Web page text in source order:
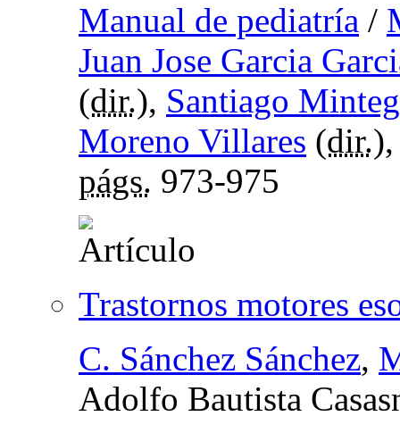
Manual de pediatría /
Juan Jose Garcia
(dir.), Santiago
Moreno Villares (dir.
págs. 973-975
Trastornos motores
C. Sánchez Sánchez,
Adolfo Bautista